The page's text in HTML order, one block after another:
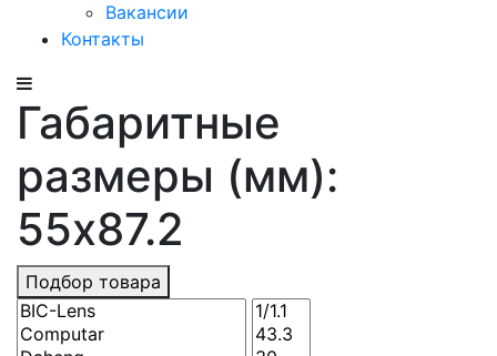
Вакансии
Контакты
Габаритные
размеры (мм):
55x87.2
Подбор товара